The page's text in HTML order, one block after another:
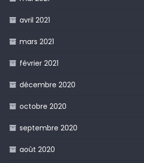
avril 2021
mars 2021
février 2021
décembre 2020
octobre 2020
septembre 2020
août 2020